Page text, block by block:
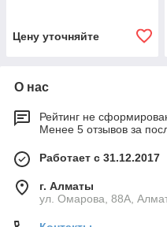
Цену уточняйте
О нас
Рейтинг не
Менее 5 отзывов за
Работает с 31.12.2017
г. Алматы
ул. Омарова, 88А,